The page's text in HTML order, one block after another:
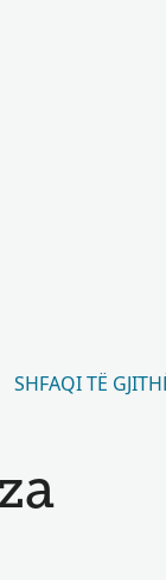
SHFAQI TË